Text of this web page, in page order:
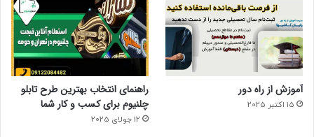
آموزش از راه دور
15 اکتبر 2025
راهنمای انتخاب بهترین طرح تابلو
چلنیوم برای کسب و کار شما
12 جولای 2025